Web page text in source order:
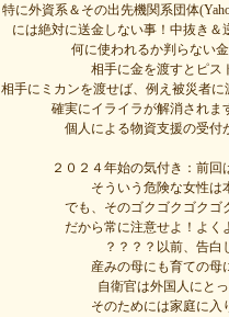
特に外資系＆その出先機関系団体
には絶対に送金しない事！中抜き
何に使われるか判らない
相手に金を渡すとピス
相手にミカンを渡せば、例え被災者
確実にイライラが解消されま
個人による物資支援の受付
２０２４年始の気付き：前
そういう危険な女性は
でも、そのゴクゴクゴクゴ
だから常に注意せよ！よく
？？？？以前、告
産みの母にも育ての母
自衛官は外国人にと
そのためには家庭に入